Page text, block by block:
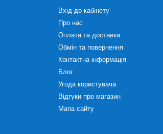
Вхід до кабінету
Про нас
Оплата та доставка
Обмін та повернення
Контактна інформація
Блог
Угода користувача
Відгуки про магазин
Мапа сайту